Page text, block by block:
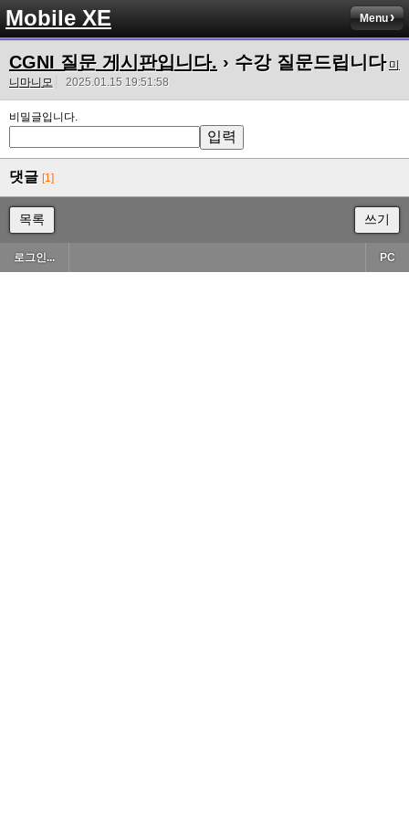
Mobile XE Menu
CGNI 질문 게시판입니다. › 수강 질문드립니다 미
니마니모
2025.01.15 19:51:58
비밀글입니다.
댓글 [1]
목록 쓰기
로그인... PC